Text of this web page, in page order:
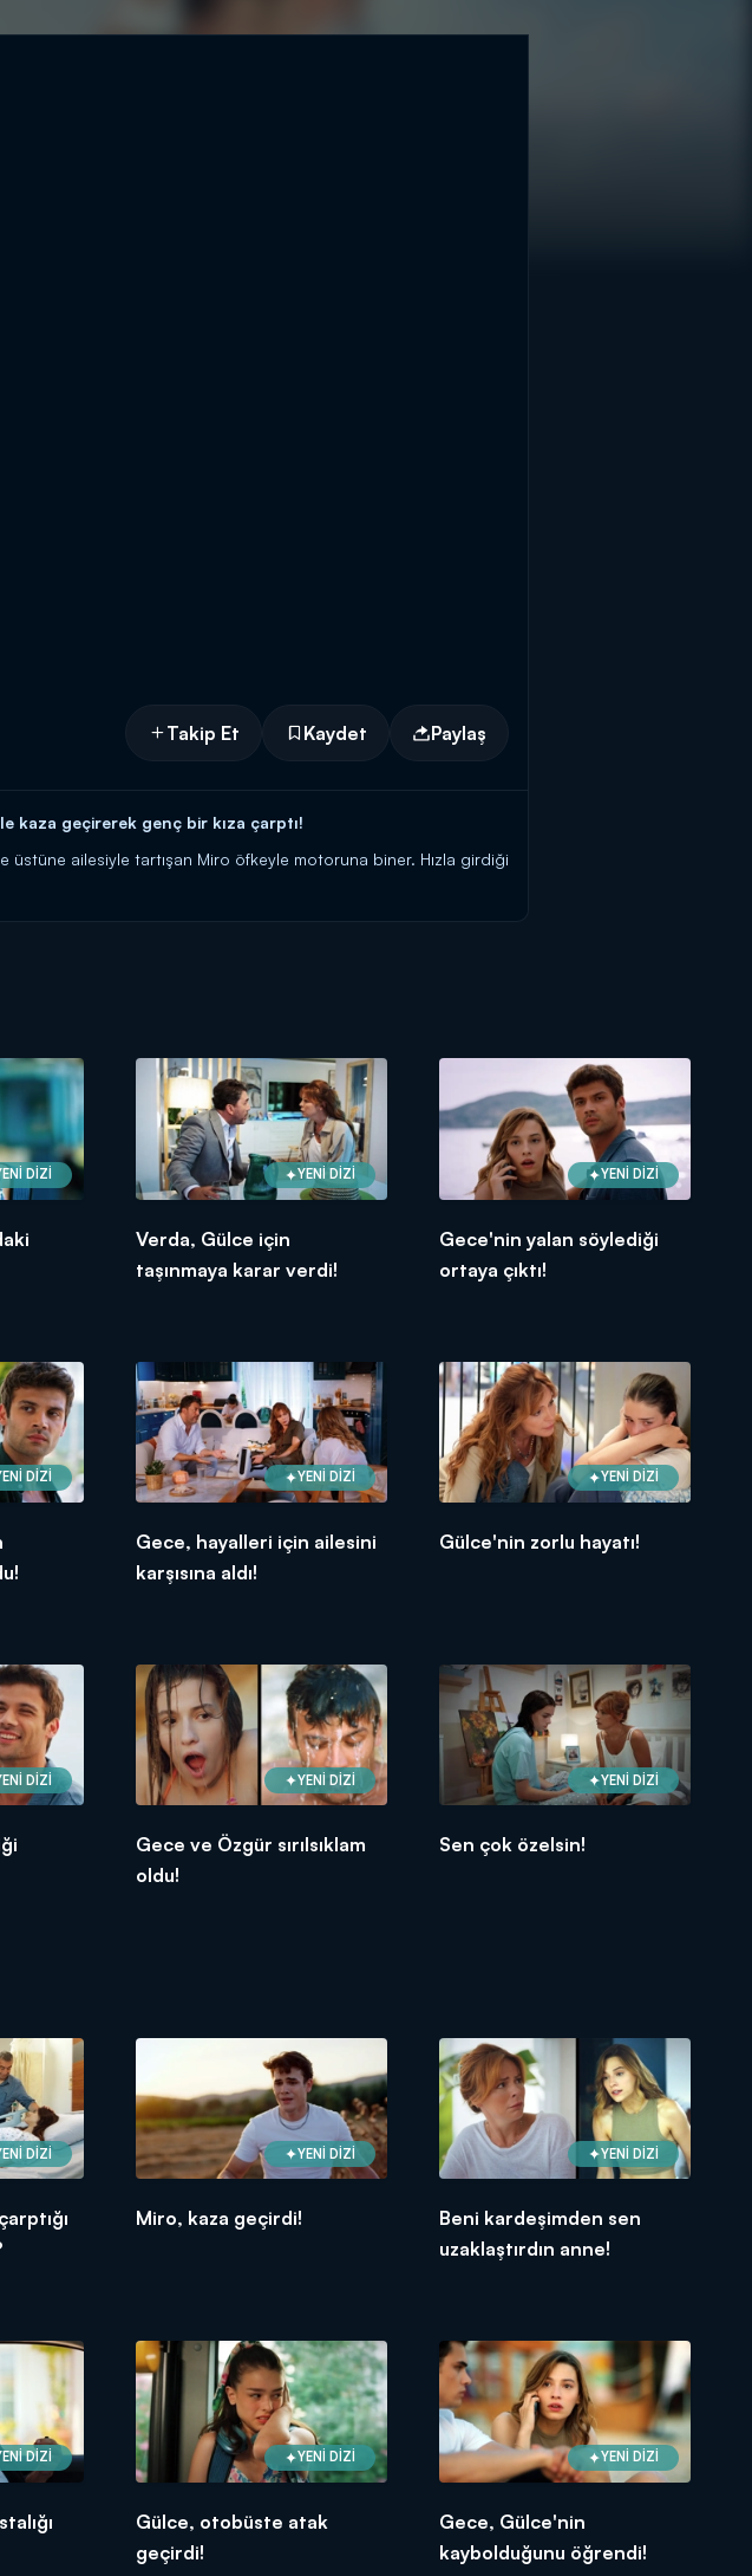
Takip Et Kaydet Paylaş
kaza geçirerek genç bir kıza çarptı!
üstüne ailesiyle tartışan Miro öfkeyle motoruna biner. Hızla girdiği
içine düşer.
DİZİ YENİ DİZİ
Verda, Gülce için
taşınmaya karar verdi!
YENİ DİZİ
Gece'nin yalan söylediği
ortaya çıktı!
DİZİ YENİ DİZİ
Gece, hayalleri için ailesini
karşısına aldı!
YENİ DİZİ
Gülce'nin zorlu hayatı!
DİZİ YENİ DİZİ
Gece ve Özgür sırılsıklam
oldu!
YENİ DİZİ
Sen çok özelsin!
DİZİ YENİ DİZİ
Miro, kaza geçirdi!
YENİ DİZİ
Beni kardeşimden sen
uzaklaştırdın anne!
DİZİ YENİ DİZİ
Gülce, otobüste atak
geçirdi!
YENİ DİZİ
Gece, Gülce'nin
kaybolduğunu öğrendi!